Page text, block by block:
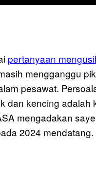
pertanyaan
mengganggu
pesawat.
dan kencing adalah
mengadakan
2024 mendatang.